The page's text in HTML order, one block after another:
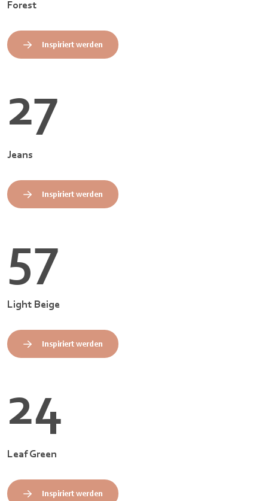
Forest
Inspiriert werden
27
Jeans
Inspiriert werden
57
Light Beige
Inspiriert werden
24
Leaf Green
Inspiriert werden